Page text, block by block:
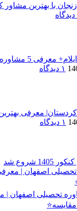
با بهترین مشاور
5 مشاوره 1405
۱ دیدگاه
معرفی
۱ دیدگاه
شروع شد